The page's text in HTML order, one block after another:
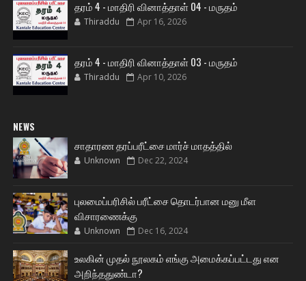
தரம் 4 - மாதிரி வினாத்தாள் 04 - மருதம்
Thiraddu Apr 16, 2026
தரம் 4 - மாதிரி வினாத்தாள் 03 - மருதம்
Thiraddu Apr 10, 2026
NEWS
சாதாரண தரப்பரீட்சை மார்ச் மாதத்தில்
Unknown Dec 22, 2024
புலமைப்பரிசில் பரீட்சை தொடர்பான மனு மீள
விசாரணைக்கு
Unknown Dec 16, 2024
உலகின் முதல் நூலகம் எங்கு அமைக்கப்பட்டது என
அறிந்ததுண்டா?